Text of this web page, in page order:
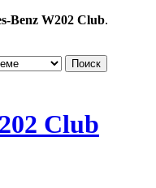
Benz W202 Club.
Club